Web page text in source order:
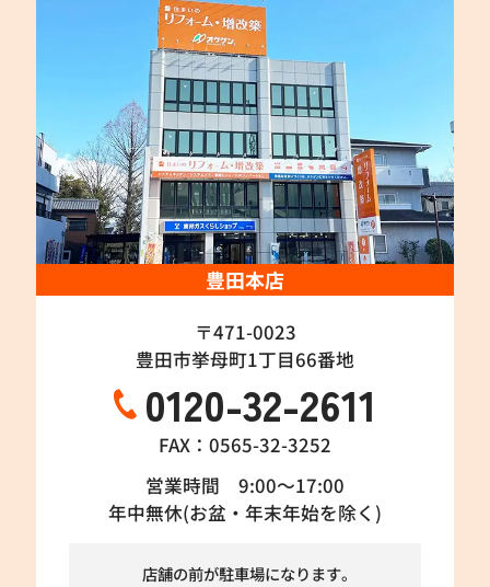
豊田本店
〒471-0023
豊田市挙母町1丁目66番地
0120-32-2611
FAX：0565-32-3252
営業時間 9:00～17:00
年中無休(お盆・年末年始を除く)
店舗の前が駐車場になります。